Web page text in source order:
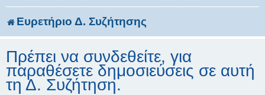
Ευρετήριο Δ. Συζήτησης
Πρέπει να συνδεθείτε, για
παραθέσετε δημοσιεύσεις σε αυτή
τη Δ. Συζήτηση.